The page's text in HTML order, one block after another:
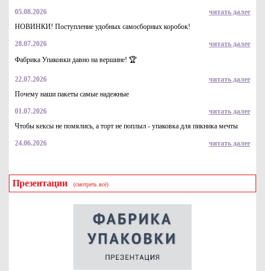
Бумага ламинированная бежевая двухслойная жиро-
влагостойкая 52г/м2, (265*265 мм), в уп-ке 3кг (~824л)
2517 Купить
Бумага ламинированная бежевая двухслойная жиро-
влагостойкая 52г/м2, (315*315 мм), в уп-ке 5кг (~971л)
05.08.2026
читать далее
НОВИНКИ! Поступление удобных самосборных коробок!
28.07.2026
читать далее
Фабрика Упаковки давно на вершине! 🏆
22.07.2026
читать далее
Почему наши пакеты самые надежные
01.07.2026
читать далее
Чтобы кексы не помялись, а торт не поплыл - упаковка для пикника мечты
24.06.2026 читать далее
Презентации (смотреть всё)